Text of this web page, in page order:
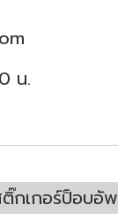
น.
กเกอร์ป็อบอัพ